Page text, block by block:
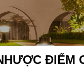
ĐIỂM